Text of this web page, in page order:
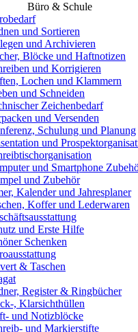
Büro & Schule
und Sortieren
und Archivieren
Blöcke und Haftnotizen
und Korrigieren
Lochen und Klammern
und Schneiden
Zeichenbedarf
und Versenden
Schulung und Planung
und
und Smartphone
und Zubehör
Kalender und Jahresplaner
Koffer und Lederwaren
und Erste Hilfe
Schenken
& Taschen
Register & Ringbücher
, Klarsichthüllen
und Notizblöcke
und Markierstifte